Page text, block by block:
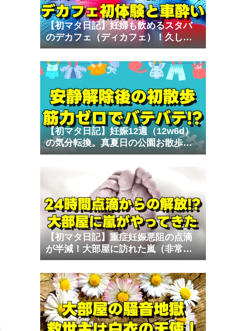
【初マタ日記】妊婦も飲めるスタバ
のデカフェ（ディカフェ）！久しぶ
りの外出で車酔いの試練
【初マタ日記】妊娠12週（12w6d）
の気分転換。真夏日の公園お散歩で
気づいた体力不足
【初マタ日記】重症妊娠悪阻の点滴
が半減！大部屋に訪れた嵐（非常識
な家族）と退院のリアル